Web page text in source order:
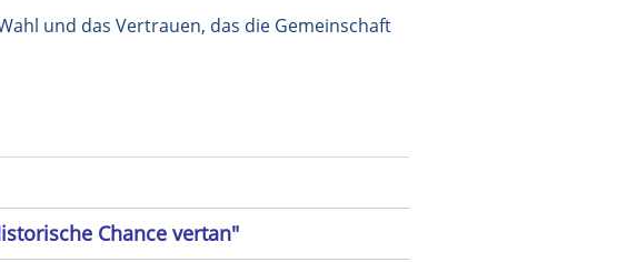
und das Vertrauen, das die Gemeinschaft
Chance vertan"